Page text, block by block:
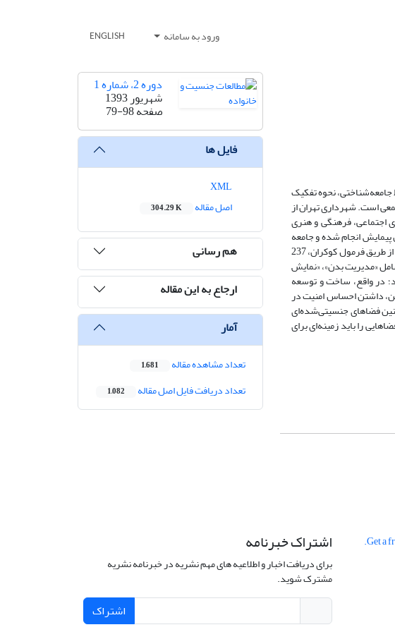
ورود به سامانه ENGLISH
جامعه‌شناختی، نحوه تفکیک
است. شهرداری تهران از
اجتماعی، فرهنگی و هنری
انجام شده و جامعه‌
آماری آن را کلیه زنان مراجعه‌کننده به مجموعه‌‌های شهربانو در مناطق 1، 2، 8 و 14 شهرداری تهران تشکیل می‌دهند. حجم نمونه از طریق فرمول کوکران، 237
«مدیریت بدن»، «نمایش
در واقع، ساخت و توسعه
داشتن احساس امنیت در
فضاهای جنسیتی‌شده‌ای
را باید زمینه‌‌ای برای
دوره 2، شماره 1
شهریور 1393
صفحه79-98
فایل ها
اصل مقاله
304.29 K
هم رسانی
ارجاع به این مقاله
آمار
تعداد مشاهده مقاله 1,681
تعداد دریافت فایل اصل مقاله 1,082
اشتراک خبرنامه
برای دریافت اخبار و اطلاعیه های مهم نشریه در خبرنامه نشریه
مشترک شوید.
اشتراک